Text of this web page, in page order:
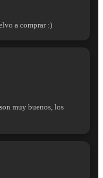
a comprar :)
muy buenos, los